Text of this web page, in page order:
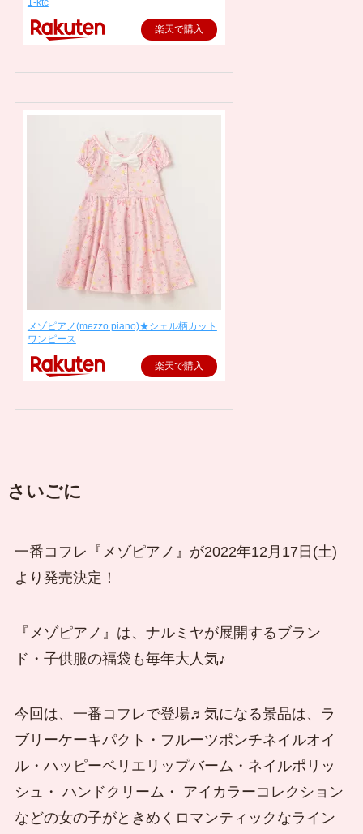
1-ktc
楽天で購入
メゾピアノ(mezzo piano)★シェル柄カット
ワンピース
楽天で購入
さいごに
一番コフレ『メゾピアノ』が2022年12月17日(土)
より発売決定！
『メゾピアノ』は、ナルミヤが展開するブラン
ド・子供服の福袋も毎年大人気♪
今回は、一番コフレで登場♬気になる景品は、ラ
ブリーケーキパクト・フルーツポンチネイルオイ
ル・ハッピーベリエリップバーム・ネイルポリッ
シュ・ ハンドクリーム・ アイカラーコレクション
などの女の子がときめくロマンティックなライン